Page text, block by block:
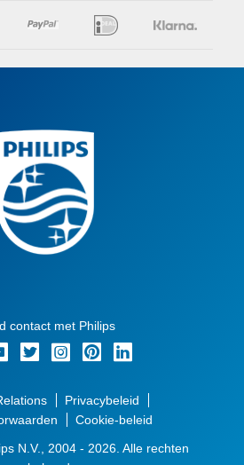
contact met Philips
Privacybeleid
Cookie-beleid
N.V., 2004 - 2026. Alle rechten